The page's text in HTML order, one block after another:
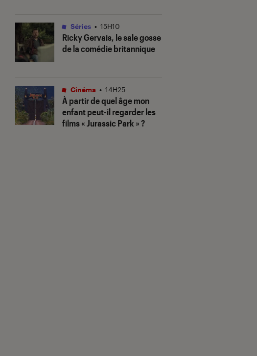
Ricky Gervais, le sale gosse
de la comédie britannique
Séries • 15H10
À partir de quel âge mon
enfant peut-il regarder les
films « Jurassic Park » ?
Cinéma • 14H25